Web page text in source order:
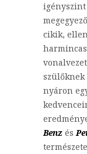
cikik,
nyáron
Benz és